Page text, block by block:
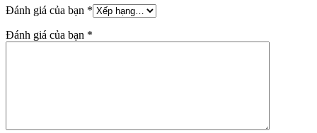
Đánh giá của bạn *
Đánh giá của bạn *